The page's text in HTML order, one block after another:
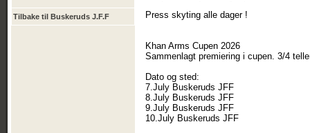
Tilbake til Buskeruds J.F.F
Press skyting alle dager !
Khan Arms Cupen 2026
Sammenlagt premiering i cupen. 3/4
Dato og sted:
7.July Buskeruds JFF
8.July Buskeruds JFF
9.July Buskeruds JFF
10.July Buskeruds JFF